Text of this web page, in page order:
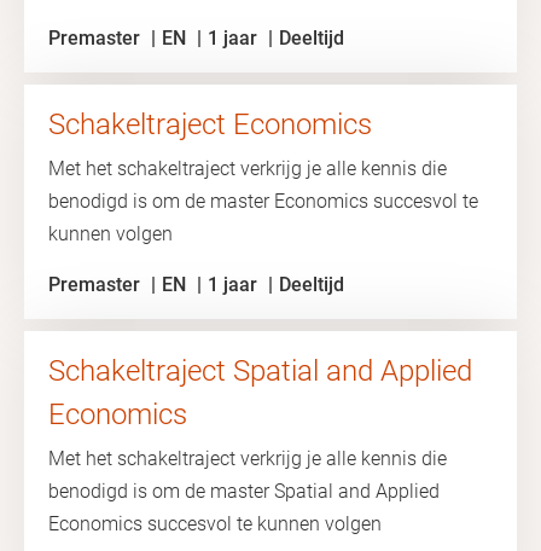
Premaster EN 1 jaar Deeltijd
Schakeltraject Economics
Met het schakeltraject verkrijg je alle kennis die
benodigd is om de master Economics succesvol te
kunnen volgen
Premaster EN 1 jaar Deeltijd
Schakeltraject Spatial and Applied
Economics
Met het schakeltraject verkrijg je alle kennis die
benodigd is om de master Spatial and Applied
Economics succesvol te kunnen volgen